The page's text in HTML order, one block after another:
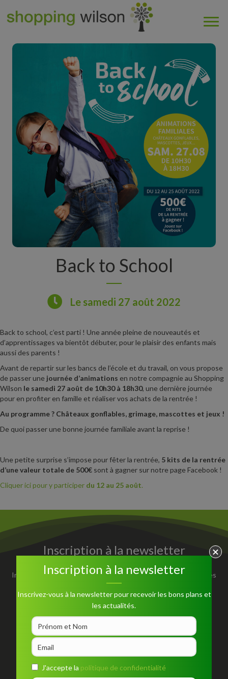
Back to School
Le samedi 27 août 2022
Back to school, c’est parti ! Une année pleine de nouveautés et
d’apprentissages va bientôt débuter, pour le plaisir des enfants mais
aussi des parents !
Avant de repartir sur les bancs de l’école et du travail, on vous propose
de passer une journée d’animations en notre compagnie au Shopping
Wilson le samedi 27 août de 10h30 à 18h30, une dernière journée
pour en profiter en famille et réaliser vos achats de la rentrée !
Au programme ? Châteaux gonflables, grimage, mascottes et jeux !
De quoi passer une bonne journée familiale avant la reprise !
Une petite surprise s’impose pour fêter la rentrée, 5 kits de la rentrée
d’une valeur totale de 500€ sont à gagner sur notre page Facebook !
Cliquer ici pour y participer du 12 au 25 août.
Inscription à la newsletter
Inscrivez-vous à la newsletter pour recevoir les bons plans et les
actualités.
S'inscrire
Inscription à la newsletter
Inscrivez-vous à la newsletter pour recevoir les bons plans et
les actualités.
J'accepte la politique de confidentialité